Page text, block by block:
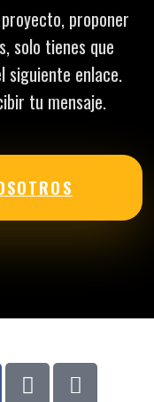
proponer
solo tienes que
siguiente enlace.
tu mensaje.